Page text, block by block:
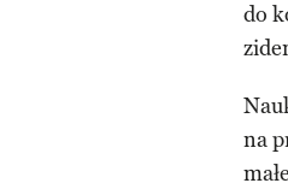
do
na